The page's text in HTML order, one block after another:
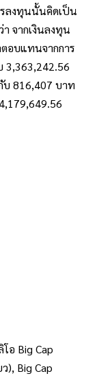
ลงทุนนั้นคิดเป็น
จากเงินลงทุน
อบแทนจากการ
3,363,242.56
816,407 บาท
อ Big Cap
), Big Cap